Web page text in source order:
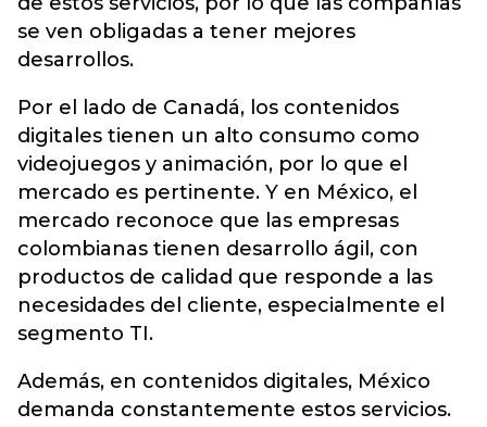
se ven obligadas a tener mejores
desarrollos.
Por el lado de Canadá, los contenidos
digitales tienen un alto consumo como
videojuegos y animación, por lo que el
mercado es pertinente. Y en México, el
mercado reconoce que las empresas
colombianas tienen desarrollo ágil, con
productos de calidad que responde a las
necesidades del cliente, especialmente el
segmento TI.
Además, en contenidos digitales, México
demanda constantemente estos servicios.